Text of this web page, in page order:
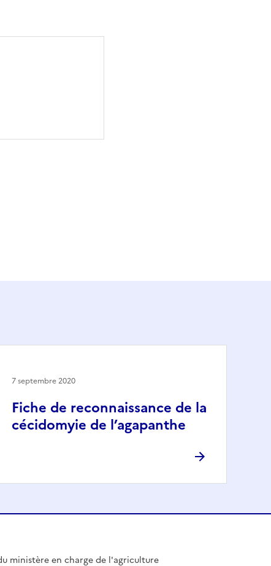
Fiche de reconnaissance de la
cécidomyie de l’agapanthe
7 septembre 2020
ministère en charge de l'agriculture